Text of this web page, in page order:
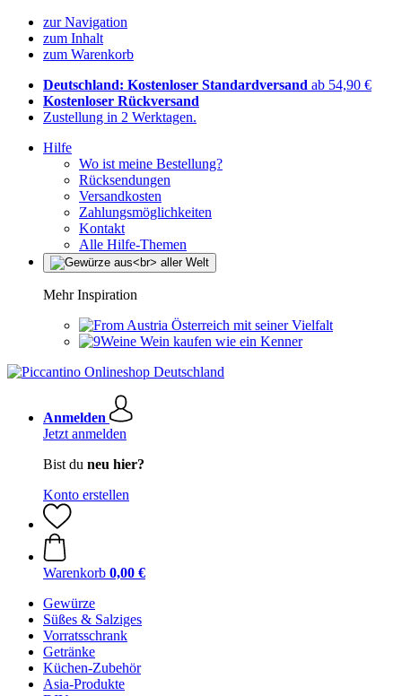
zur Navigation
zum Inhalt
zum Warenkorb
Deutschland: Kostenloser Standardversand ab 54,90 €
Kostenloser Rückversand
Zustellung in 2 Werktagen.
Hilfe
Wo ist meine Bestellung?
Rücksendungen
Versandkosten
Zahlungsmöglichkeiten
Kontakt
Alle Hilfe-Themen
Mehr Inspiration
Österreich mit seiner Vielfalt
Wein kaufen wie ein Kenner
Anmelden
Jetzt anmelden
Bist du neu hier?
Konto erstellen
Warenkorb 0,00 €
Gewürze
Süßes & Salziges
Vorratsschrank
Getränke
Küchen-Zubehör
Asia-Produkte